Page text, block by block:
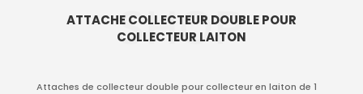
SHOP
ATTACHE COLLECTEUR DOUBLE POUR
COLLECTEUR LAITON
Attaches de collecteur double pour collecteur en laiton de 1